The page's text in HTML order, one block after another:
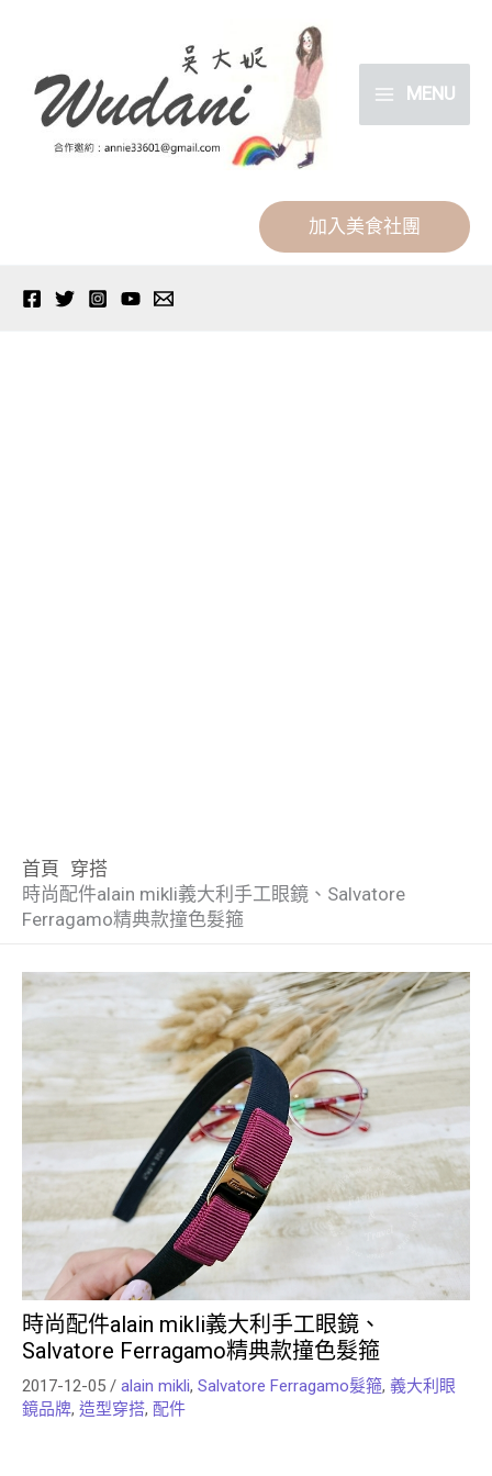
MENU
加入美食社團
首頁 穿搭
時尚配件alain mikli義大利手工眼鏡、Salvatore
Ferragamo精典款撞色髮箍
時尚配件alain mikli義大利手工眼鏡、
Salvatore Ferragamo精典款撞色髮箍
2017-12-05 / alain mikli, Salvatore Ferragamo髮箍, 義大利眼
鏡品牌, 造型穿搭, 配件